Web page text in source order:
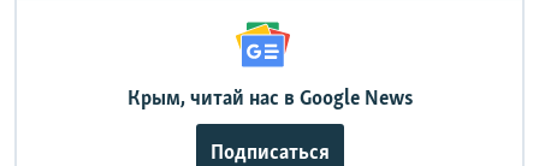
Крым, читай нас в Google News
Подписаться